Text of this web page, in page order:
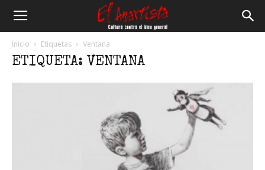
Inicio Etiquetas Ventana
ETIQUETA: VENTANA